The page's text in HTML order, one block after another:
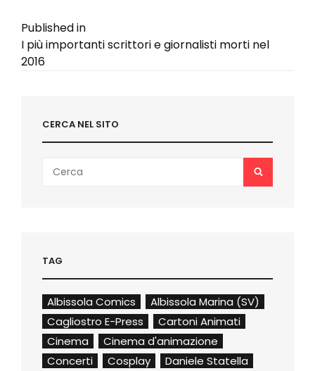
Navigazione
articoli
Published in
I più importanti scrittori e giornalisti morti nel
2016
CERCA NEL SITO
for:
SEARCH
TAG
Albissola Comics
Albissola Marina (SV)
Cagliostro E-Press
Cartoni Animati
Cinema
Cinema d'animazione
Concerti
Cosplay
Daniele Statella